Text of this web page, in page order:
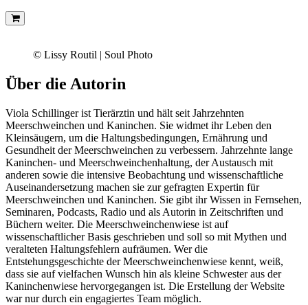
© Lissy Routil | Soul Photo
Über die Autorin
Viola Schillinger ist Tierärztin und hält seit Jahrzehnten
Meerschweinchen und Kaninchen. Sie widmet ihr Leben den
Kleinsäugern, um die Haltungsbedingungen, Ernährung und
Gesundheit der Meerschweinchen zu verbessern. Jahrzehnte lange
Kaninchen- und Meerschweinchenhaltung, der Austausch mit
anderen sowie die intensive Beobachtung und wissenschaftliche
Auseinandersetzung machen sie zur gefragten Expertin für
Meerschweinchen und Kaninchen. Sie gibt ihr Wissen in Fernsehen,
Seminaren, Podcasts, Radio und als Autorin in Zeitschriften und
Büchern weiter. Die Meerschweinchenwiese ist auf
wissenschaftlicher Basis geschrieben und soll so mit Mythen und
veralteten Haltungsfehlern aufräumen. Wer die
Entstehungsgeschichte der Meerschweinchenwiese kennt, weiß,
dass sie auf vielfachen Wunsch hin als kleine Schwester aus der
Kaninchenwiese hervorgegangen ist. Die Erstellung der Website
war nur durch ein engagiertes Team möglich.